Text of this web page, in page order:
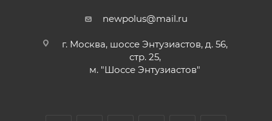
newpolus@mail.ru
г. Москва, шоссе Энтузиастов, д. 56,
стр. 25,
м. "Шоссе Энтузиастов"